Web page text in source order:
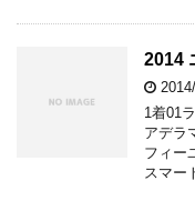
2014
1着01
アデラ
フィー
スマー